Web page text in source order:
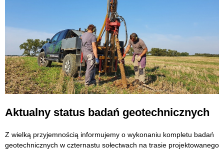
Aktualny status badań geotechnicznych
Z wielką przyjemnością informujemy o wykonaniu kompletu badań
geotechnicznych w czternastu sołectwach na trasie projektowanego